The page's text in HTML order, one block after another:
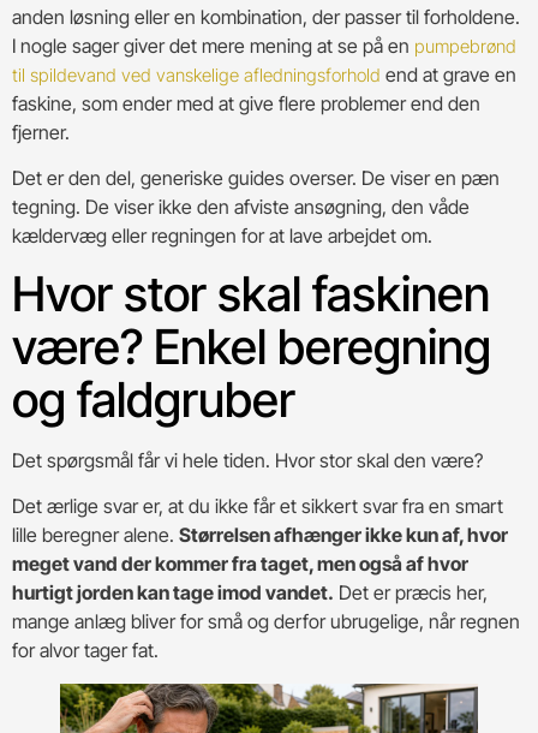
anden løsning eller en kombination, der passer til forholdene.
I nogle sager giver det mere mening at se på en pumpebrønd
til spildevand ved vanskelige afledningsforhold end at grave en
faskine, som ender med at give flere problemer end den
fjerner.
Det er den del, generiske guides overser. De viser en pæn
tegning. De viser ikke den afviste ansøgning, den våde
kældervæg eller regningen for at lave arbejdet om.
Hvor stor skal faskinen
være? Enkel beregning
og faldgruber
Det spørgsmål får vi hele tiden. Hvor stor skal den være?
Det ærlige svar er, at du ikke får et sikkert svar fra en smart
lille beregner alene. Størrelsen afhænger ikke kun af, hvor
meget vand der kommer fra taget, men også af hvor
hurtigt jorden kan tage imod vandet. Det er præcis her,
mange anlæg bliver for små og derfor ubrugelige, når regnen
for alvor tager fat.